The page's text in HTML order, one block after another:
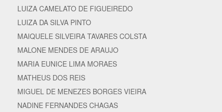
LUIZA CAMELATO DE FIGUEIREDO
LUIZA DA SILVA PINTO
MAIQUELE SILVEIRA TAVARES COLSTA
MALONE MENDES DE ARAUJO
MARIA EUNICE LIMA MORAES
MATHEUS DOS REIS
MIGUEL DE MENEZES BORGES VIEIRA
NADINE FERNANDES CHAGAS